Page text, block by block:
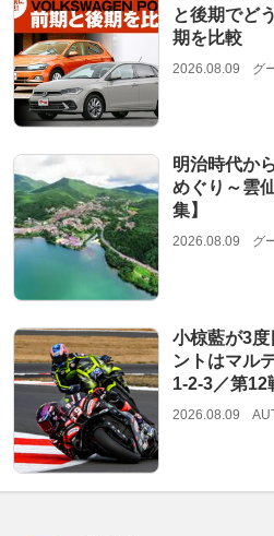
と後期でど
期を比較
2026.08.09 グ
明治時代か
めぐり～雲
集】
2026.08.09 グ
小椋藍が3度
ントはマル
1-2-3／第12
2026.08.09